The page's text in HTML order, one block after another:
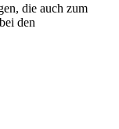
die auch zum
den